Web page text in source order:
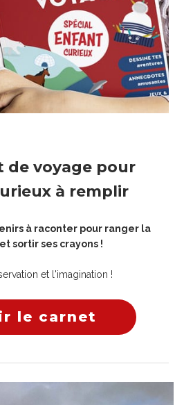
de voyage pour
à remplir
à raconter pour ranger la
sortir ses crayons !
et l'imagination !
le carnet